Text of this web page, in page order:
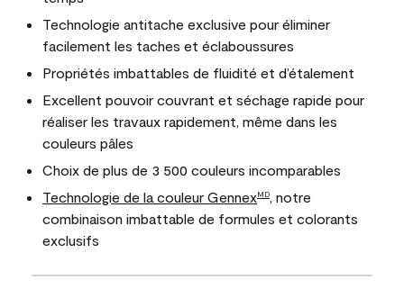
Technologie antitache exclusive pour éliminer
facilement les taches et éclaboussures
Propriétés imbattables de fluidité et d’étalement
Excellent pouvoir couvrant et séchage rapide pour
réaliser les travaux rapidement, même dans les
couleurs pâles
Choix de plus de 3 500 couleurs incomparables
Technologie de la couleur GennexMD
, notre
combinaison imbattable de formules et colorants
exclusifs